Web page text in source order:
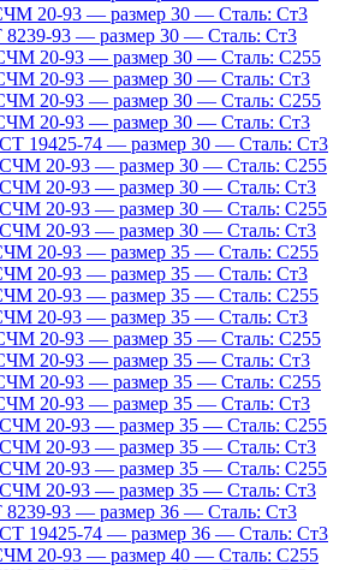
20-93 — размер 30 — Сталь: Ст3
93 — размер 30 — Сталь: Ст3
20-93 — размер 30 — Сталь: С255
20-93 — размер 30 — Сталь: Ст3
20-93 — размер 30 — Сталь: С255
20-93 — размер 30 — Сталь: Ст3
19425-74 — размер 30 — Сталь: Ст3
20-93 — размер 30 — Сталь: С255
20-93 — размер 30 — Сталь: Ст3
20-93 — размер 30 — Сталь: С255
20-93 — размер 30 — Сталь: Ст3
20-93 — размер 35 — Сталь: С255
20-93 — размер 35 — Сталь: Ст3
20-93 — размер 35 — Сталь: С255
20-93 — размер 35 — Сталь: Ст3
20-93 — размер 35 — Сталь: С255
20-93 — размер 35 — Сталь: Ст3
20-93 — размер 35 — Сталь: С255
20-93 — размер 35 — Сталь: Ст3
20-93 — размер 35 — Сталь: С255
20-93 — размер 35 — Сталь: Ст3
20-93 — размер 35 — Сталь: С255
20-93 — размер 35 — Сталь: Ст3
93 — размер 36 — Сталь: Ст3
19425-74 — размер 36 — Сталь: Ст3
20-93 — размер 40 — Сталь: С255